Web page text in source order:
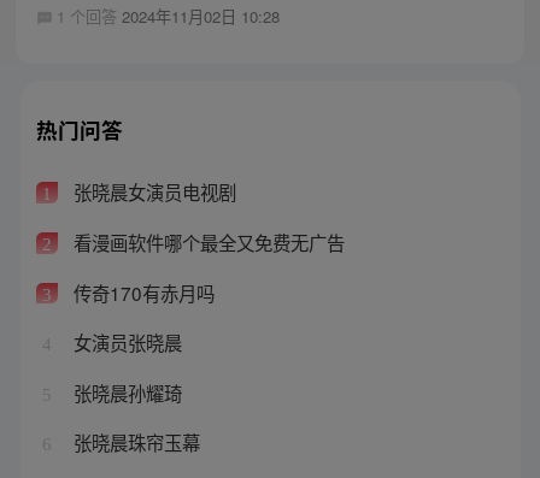
1 个回答 2024年11月02日 10:28
热门问答
1 张晓晨女演员电视剧
2 看漫画软件哪个最全又免费无广告
3 传奇170有赤月吗
4 女演员张晓晨
5 张晓晨孙耀琦
6 张晓晨珠帘玉幕